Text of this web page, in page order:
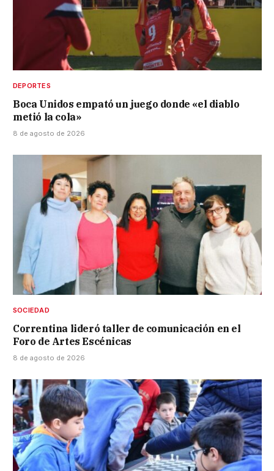
DEPORTES
Boca Unidos empató un juego donde «el diablo
metió la cola»
8 de agosto de 2026
SOCIEDAD
Correntina lideró taller de comunicación en el
Foro de Artes Escénicas
8 de agosto de 2026